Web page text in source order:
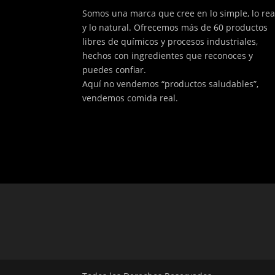
Somos una marca que cree en lo simple, lo
y lo natural. Ofrecemos más de 60 productos
libres de químicos y procesos industriales,
hechos con ingredientes que reconoces y
puedes confiar.
Aquí no vendemos “productos saludables”,
vendemos comida real.